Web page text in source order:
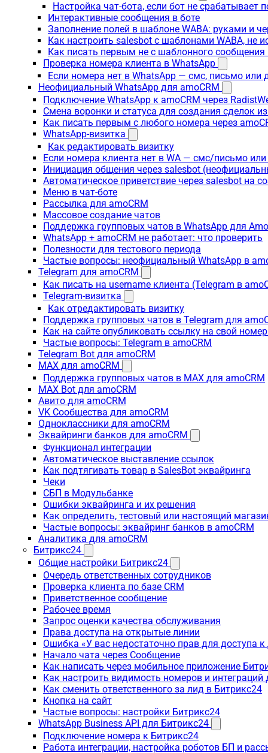
Настройка чат-бота, если бот не срабатывает
Интерактивные сообщения в боте
Заполнение полей в шаблоне WABA: руками и
Как настроить salesbot с шаблонами WABA, не
Как писать первым не с шаблонного сообщения
Проверка номера клиента в WhatsApp
Если номера нет в WhatsApp — смс, письмо или
Неофициальный WhatsApp для amoCRM
Подключение WhatsApp к amoCRM через
Смена воронки и статуса для создания сделок
Как писать первым с любого номера через
WhatsApp-визитка
Как редактировать визитку
Если номера клиента нет в WA — смс/письмо
Инициация общения через salesbot
Автоматическое приветствие через salesbot на
Меню в чат-боте
Рассылка для amoCRM
Массовое создание чатов
Поддержка групповых чатов в WhatsApp для
WhatsApp + amoCRM не работает: что проверить
Полезности для тестового периода
Частые вопросы: неофициальный WhatsApp в
Telegram для amoCRM
Как писать на username клиента (Telegram в
Telegram-визитка
Как отредактировать визитку
Поддержка групповых чатов в Telegram для
Как на сайте опубликовать ссылку на свой
Частые вопросы: Telegram в amoCRM
Telegram Bot для amoCRM
MAX для amoCRM
Поддержка групповых чатов в MAX для amoCRM
MAX Bot для amoCRM
Авито для amoCRM
VK Сообщества для amoCRM
Одноклассники для amoCRM
Эквайринги банков для amoCRM
Функционал интеграции
Автоматическое выставление ссылок
Как подтягивать товар в SalesBot эквайринга
Чеки
СБП в Модульбанке
Ошибки эквайринга и их решения
Как определить, тестовый или настоящий
Частые вопросы: эквайринг банков в amoCRM
Аналитика для amoCRM
Битрикс24
Общие настройки Битрикс24
Очередь ответственных сотрудников
Проверка клиента по базе CRM
Приветственное сообщение
Рабочее время
Запрос оценки качества обслуживания
Права доступа на открытые линии
Ошибка «У вас недостаточно прав для доступа
Начало чата через Сообщение
Как написать через мобильное приложение
Как настроить видимость номеров и
Как сменить ответственного за лид в Битрикс24
Кнопка на сайт
Частые вопросы: настройки Битрикс24
WhatsApp Business API для Битрикс24
Подключение номера к Битрикс24
Работа интеграции, настройка роботов БП и